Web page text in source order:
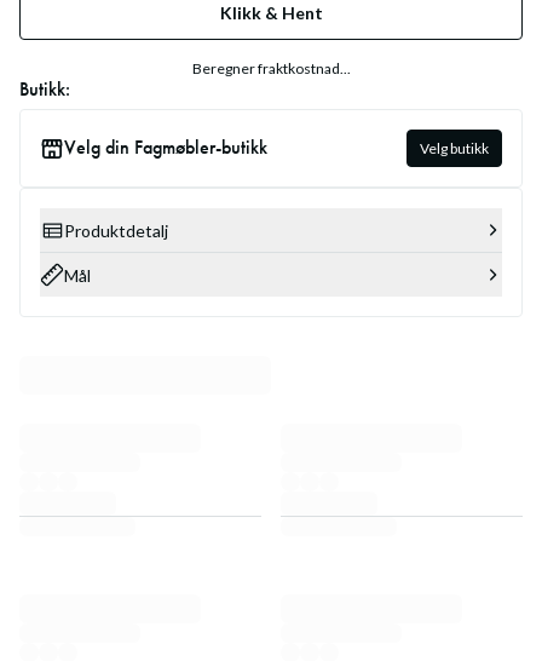
Klikk & Hent
Beregner fraktkostnad...
Butikk:
Velg din Fagmøbler-butikk Velg butikk
Produktdetalj
Mål